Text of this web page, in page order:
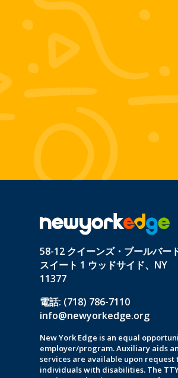
58-12 クイーンズ・ブールバー
スイート 1 ウッドサイド、NY
11377
電話: (718) 786-7110
info@newyorkedge.org
New York Edge is an equal
employer/program. Auxiliary aids
services are available upon request
individuals with disabilities. The